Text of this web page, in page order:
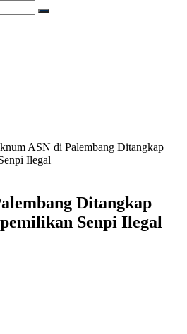
Search
ASN di Palembang Ditangkap
Ilegal
Ditangkap
Senpi Ilegal